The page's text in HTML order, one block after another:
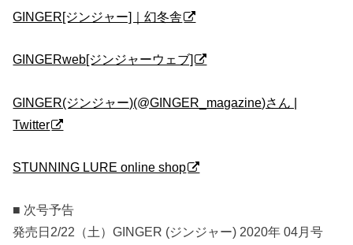
GINGER[ジンジャー]｜幻冬舎
GINGERweb[ジンジャーウェブ]
GINGER(ジンジャー)(@GINGER_magazine)さん |
Twitter
STUNNING LURE online shop
■ 次号予告
発売日2/22（土）GINGER (ジンジャー) 2020年 04月号